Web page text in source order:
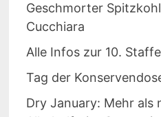
Geschmorter
Cucchiara
Alle Infos zur 10.
Tag der
Dry January: Mehr als